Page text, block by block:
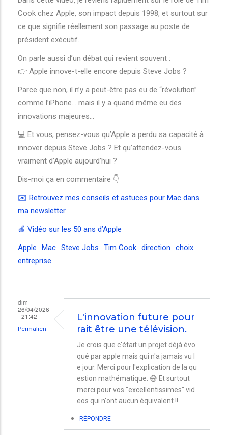
Cook chez Apple, son impact depuis 1998, et surtout sur
ce que signifie réellement son passage au poste de
président exécutif.
On parle aussi d’un débat qui revient souvent :
👉 Apple innove-t-elle encore depuis Steve Jobs ?
Parce que non, il n’y a peut-être pas eu de “révolution”
comme l’iPhone… mais il y a quand même eu des
innovations majeures...
💻 Et vous, pensez-vous qu’Apple a perdu sa capacité à
innover depuis Steve Jobs ? Et qu’attendez-vous
vraiment d’Apple aujourd’hui ?
Dis-moi ça en commentaire 👇
✉️ Retrouvez mes conseils et astuces pour Mac dans
ma newsletter
🍎 Vidéo sur les 50 ans d’Apple
Apple
Mac Steve Jobs Tim Cook direction
choix
entreprise
dim
26/04/2026
- 21:42
Permalien
L'innovation future pour
rait être une télévision.
Je crois que c'était un projet déjà évo
qué par apple mais qui n'a jamais vu l
e jour. Merci pour l'explication de la qu
estion mathématique. 😅 Et surtout
merci pour vos "excellentissimes" vid
eos qui n'ont aucun équivalent !!
RÉPONDRE